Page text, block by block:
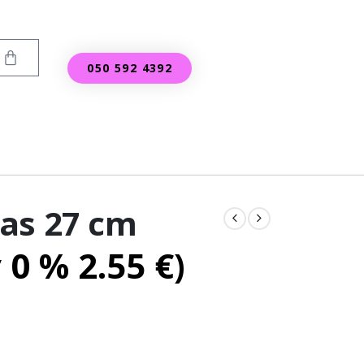
050 592 4392
27 cm
% 2.55 €)